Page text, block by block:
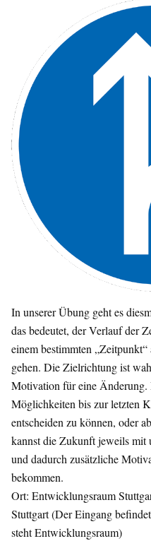
In unserer Übung geht es
das bedeutet, der Verlauf der
einem bestimmten
gehen. Die Zielrichtung ist
Motivation für eine
Möglichkeiten bis zur letzten
entscheiden zu können, oder
kannst die Zukunft jeweils mit
und dadurch zusätzliche
bekommen.
Ort: Entwicklungsraum
Stuttgart (Der Eingang
steht Entwicklungsraum)